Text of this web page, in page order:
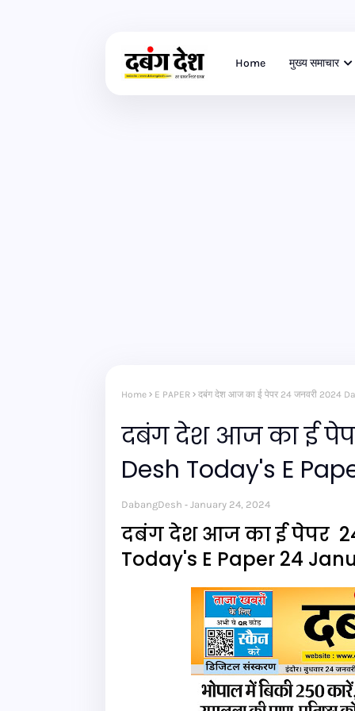
Home मुख्य समाचार
Home E PAPER दबंग देश आज का ई पेपर 24 जनवरी 2024
दबंग देश आज का ई
Desh Today's E
DabangDesh January 24, 2024
दबंग देश आज का ई पेपर
Today's E Paper 24